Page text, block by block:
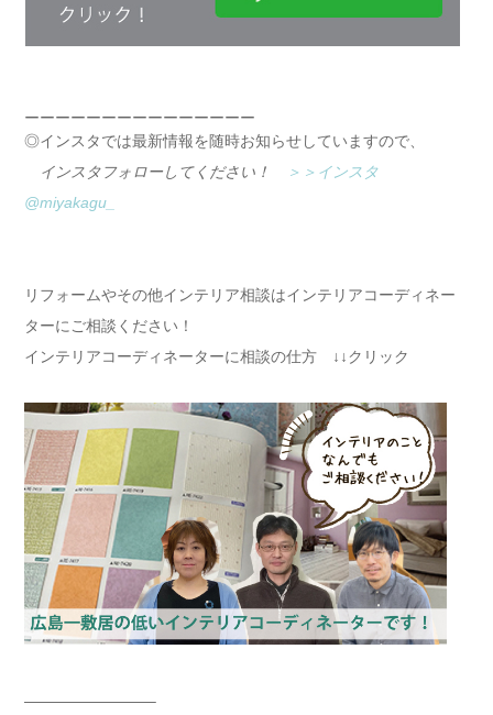
ーーーーーーーーーーーーーーー
◎インスタでは最新情報を随時お知らせしていますので、
インスタフォローしてください！
＞＞インスタ
@miyakagu_
リフォームやその他インテリア相談はインテリアコーディネー
ターにご相談ください！
インテリアコーディネーターに相談の仕方 ↓↓クリック
————————–